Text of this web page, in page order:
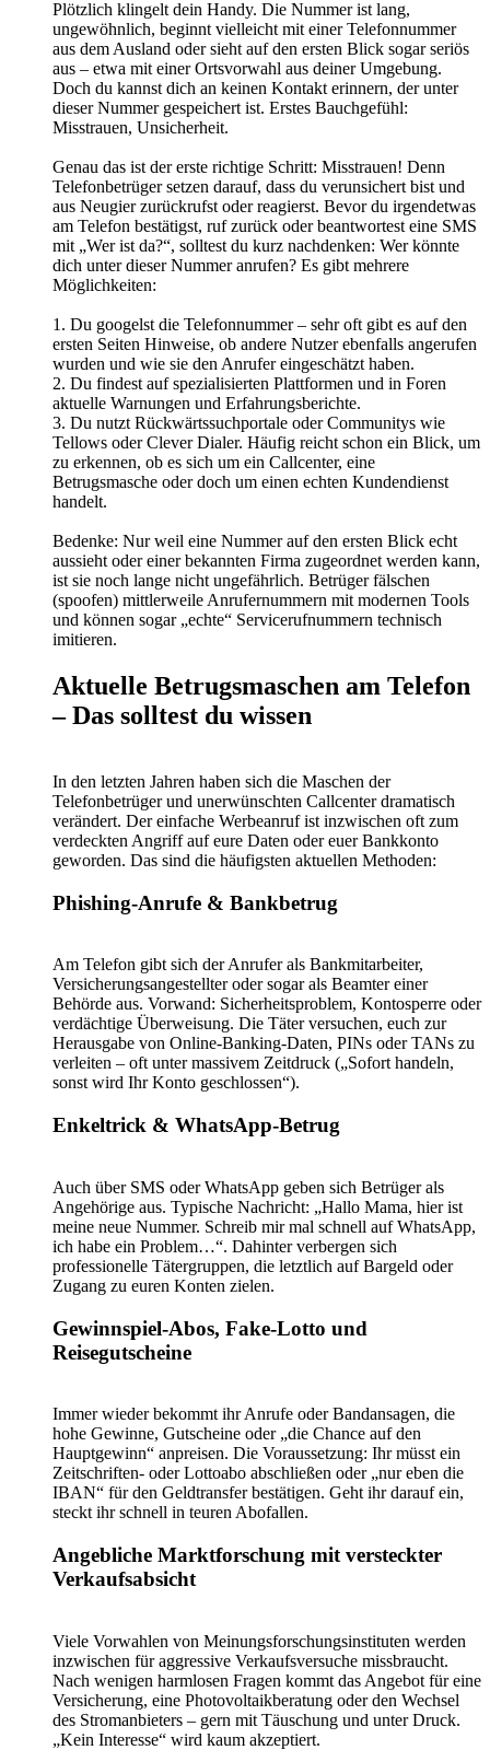
Plötzlich klingelt dein Handy. Die Nummer ist lang,
ungewöhnlich, beginnt vielleicht mit einer Telefonnummer
aus dem Ausland oder sieht auf den ersten Blick sogar seriös
aus – etwa mit einer Ortsvorwahl aus deiner Umgebung.
Doch du kannst dich an keinen Kontakt erinnern, der unter
dieser Nummer gespeichert ist. Erstes Bauchgefühl:
Misstrauen, Unsicherheit.
Genau das ist der erste richtige Schritt: Misstrauen! Denn
Telefonbetrüger setzen darauf, dass du verunsichert bist und
aus Neugier zurückrufst oder reagierst. Bevor du irgendetwas
am Telefon bestätigst, ruf zurück oder beantwortest eine SMS
mit „Wer ist da?“, solltest du kurz nachdenken: Wer könnte
dich unter dieser Nummer anrufen? Es gibt mehrere
Möglichkeiten:
1. Du googelst die Telefonnummer – sehr oft gibt es auf den
ersten Seiten Hinweise, ob andere Nutzer ebenfalls angerufen
wurden und wie sie den Anrufer eingeschätzt haben.
2. Du findest auf spezialisierten Plattformen und in Foren
aktuelle Warnungen und Erfahrungsberichte.
3. Du nutzt Rückwärtssuchportale oder Communitys wie
Tellows oder Clever Dialer. Häufig reicht schon ein Blick, um
zu erkennen, ob es sich um ein Callcenter, eine
Betrugsmasche oder doch um einen echten Kundendienst
handelt.
Bedenke: Nur weil eine Nummer auf den ersten Blick echt
aussieht oder einer bekannten Firma zugeordnet werden kann,
ist sie noch lange nicht ungefährlich. Betrüger fälschen
(spoofen) mittlerweile Anrufernummern mit modernen Tools
und können sogar „echte“ Servicerufnummern technisch
imitieren.
Aktuelle Betrugsmaschen am Telefon
– Das solltest du wissen
In den letzten Jahren haben sich die Maschen der
Telefonbetrüger und unerwünschten Callcenter dramatisch
verändert. Der einfache Werbeanruf ist inzwischen oft zum
verdeckten Angriff auf eure Daten oder euer Bankkonto
geworden. Das sind die häufigsten aktuellen Methoden:
Phishing-Anrufe & Bankbetrug
Am Telefon gibt sich der Anrufer als Bankmitarbeiter,
Versicherungsangestellter oder sogar als Beamter einer
Behörde aus. Vorwand: Sicherheitsproblem, Kontosperre oder
verdächtige Überweisung. Die Täter versuchen, euch zur
Herausgabe von Online-Banking-Daten, PINs oder TANs zu
verleiten – oft unter massivem Zeitdruck („Sofort handeln,
sonst wird Ihr Konto geschlossen“).
Enkeltrick & WhatsApp-Betrug
Auch über SMS oder WhatsApp geben sich Betrüger als
Angehörige aus. Typische Nachricht: „Hallo Mama, hier ist
meine neue Nummer. Schreib mir mal schnell auf WhatsApp,
ich habe ein Problem…“. Dahinter verbergen sich
professionelle Tätergruppen, die letztlich auf Bargeld oder
Zugang zu euren Konten zielen.
Gewinnspiel-Abos, Fake-Lotto und
Reisegutscheine
Immer wieder bekommt ihr Anrufe oder Bandansagen, die
hohe Gewinne, Gutscheine oder „die Chance auf den
Hauptgewinn“ anpreisen. Die Voraussetzung: Ihr müsst ein
Zeitschriften- oder Lottoabo abschließen oder „nur eben die
IBAN“ für den Geldtransfer bestätigen. Geht ihr darauf ein,
steckt ihr schnell in teuren Abofallen.
Angebliche Marktforschung mit versteckter
Verkaufsabsicht
Viele Vorwahlen von Meinungsforschungsinstituten werden
inzwischen für aggressive Verkaufsversuche missbraucht.
Nach wenigen harmlosen Fragen kommt das Angebot für eine
Versicherung, eine Photovoltaikberatung oder den Wechsel
des Stromanbieters – gern mit Täuschung und unter Druck.
„Kein Interesse“ wird kaum akzeptiert.